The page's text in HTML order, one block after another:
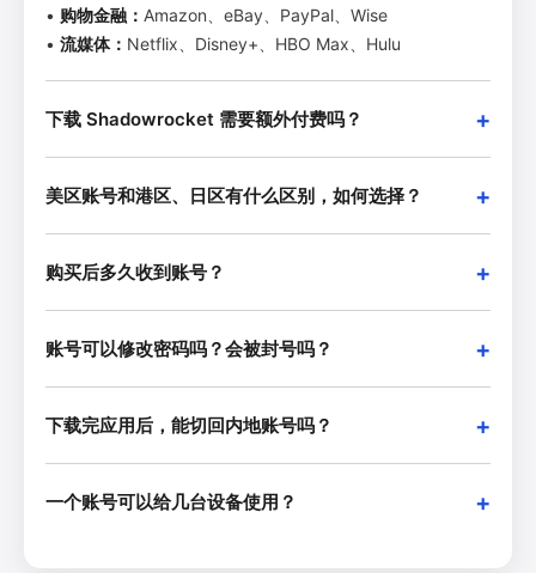
• 购物金融： Amazon、eBay、PayPal、Wise
• 流媒体： Netflix、Disney+、HBO Max、Hulu
下载 Shadowrocket 需要额外付费吗？
美区账号和港区、日区有什么区别，如何选择？
购买后多久收到账号？
账号可以修改密码吗？会被封号吗？
下载完应用后，能切回内地账号吗？
一个账号可以给几台设备使用？